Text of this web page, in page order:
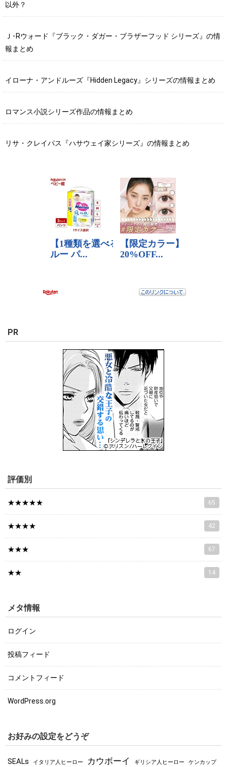
以外？
Ｊ･Rウォード『ブラック・ダガー・ブラザーフッド シリーズ』の情
報まとめ
イローナ・アンドルーズ『Hidden Legacy』シリーズの情報まとめ
ロマンス小説シリーズ作品の情報まとめ
リサ・クレイパス『ハサウェイ家シリーズ』の情報まとめ
PR
評価別
★★★★★ 65
★★★★ 42
★★★ 67
★★ 14
メタ情報
ログイン
投稿フィード
コメントフィード
WordPress.org
お好みの設定をどうぞ
SEALs イタリア人ヒーロー カウボーイ ギリシア人ヒーロー ケンカップ